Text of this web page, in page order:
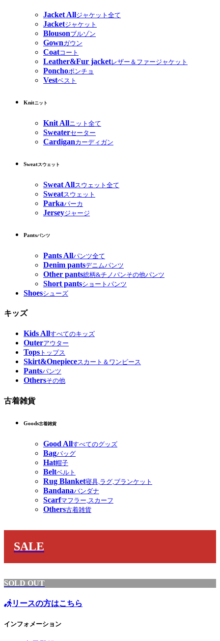
Jacket Allジャケット全て
Jacketジャケット
Blousonブルゾン
Gownガウン
Coatコート
Leather&Fur jacketレザー＆ファージャケット
Ponchoポンチョ
Vestベスト
Knitニット
Knit Allニット全て
Sweaterセーター
Cardiganカーディガン
Sweatスウェット
Sweat Allスウェット全て
Sweatスウェット
Parkaパーカ
Jerseyジャージ
Pantsパンツ
Pants Allパンツ全て
Denim pantsデニムパンツ
Other pants総柄&チノパンその他パンツ
Short pantsショートパンツ
Shoesシューズ
キッズ
Kids Allすべてのキッズ
Outerアウター
Tops トップス
Skirt&Onepieceスカート＆ワンピース
Pantsパンツ
Othersその他
古着雑貨
Goods古着雑貨
Good Allすべてのグッズ
Bagバッグ
Hat帽子
Beltベルト
Rug Blanket寝具,ラグ,ブランケット
Bandanaバンダナ
Scarfマフラー,スカーフ
Others古着雑貨
SALE
SOLD OUT
リースの方はこちら
インフォメーション